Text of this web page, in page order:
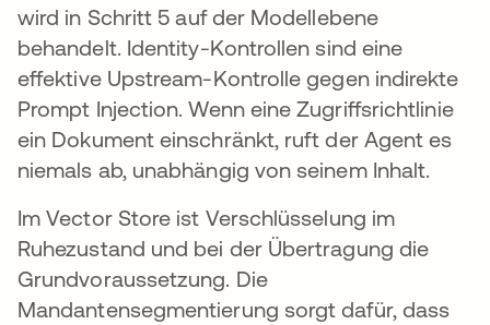
wird in Schritt 5 auf der Modellebene
behandelt. Identity-Kontrollen sind eine
effektive Upstream-Kontrolle gegen indirekte
Prompt Injection. Wenn eine Zugriffsrichtlinie
ein Dokument einschränkt, ruft der Agent es
niemals ab, unabhängig von seinem Inhalt.
Im Vector Store ist Verschlüsselung im
Ruhezustand und bei der Übertragung die
Grundvoraussetzung. Die
Mandantensegmentierung sorgt dafür, dass